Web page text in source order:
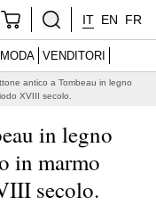
IT EN FR
MODA VENDITORI
antico a Tombeau in legno
XVIII secolo.
in legno
in marmo
secolo.